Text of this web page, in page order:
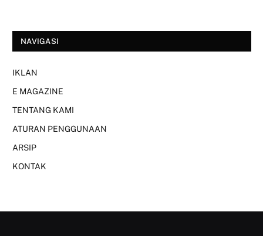
NAVIGASI
IKLAN
E MAGAZINE
TENTANG KAMI
ATURAN PENGGUNAAN
ARSIP
KONTAK